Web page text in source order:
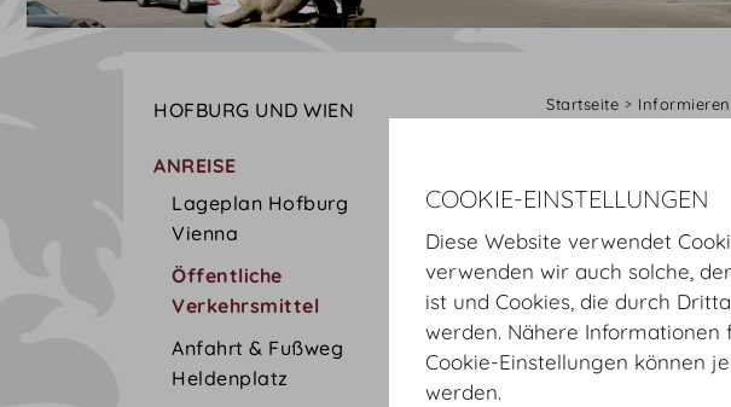
HOFBURG UND WIEN
ANREISE
Lageplan Hofburg
Vienna
Öffentliche
Verkehrsmittel
Anfahrt & Fußweg
Heldenplatz
Startseite Informieren
VERKEHRSMITTEL
Station U3
City Bus, Station
Routenplan der
COOKIE-EINSTELLUNGEN
Diese Website verwendet
verwenden wir auch solche,
ist und Cookies, die durch
werden. Nähere Informationen
Cookie-Einstellungen können
werden.